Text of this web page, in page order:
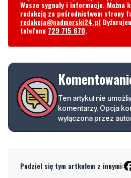
Ten artykuł nie
wyłączona przez
Podziel się tym artkułem z innymi: